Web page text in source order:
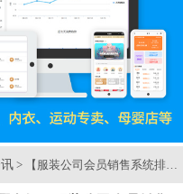
> 【服装公司会员销售系统排